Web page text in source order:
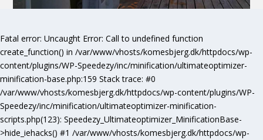
Fatal error: Uncaught Error: Call to undefined function
create_function() in /var/www/vhosts/komesbjerg.dk/httpdocs/wp-
content/plugins/WP-Speedezy/inc/minification/ultimateoptimizer-
minification-base.php:159 Stack trace: #0
/var/www/vhosts/komesbjerg.dk/httpdocs/wp-content/plugins/WP-
Speedezy/inc/minification/ultimateoptimizer-minification-
scripts.php(123): Speedezy_Ultimateoptimizer_MinificationBase-
>hide_iehacks() #1 /var/www/vhosts/komesbjerg.dk/httpdocs/wp-